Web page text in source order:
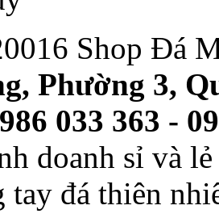
Shop Đá
Phường 3,
033 363 -
doanh sỉ và
tay đá thiên